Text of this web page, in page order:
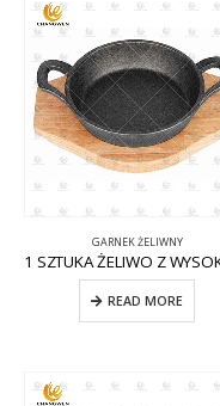
GARNEK ŻELIWNY
READ MORE